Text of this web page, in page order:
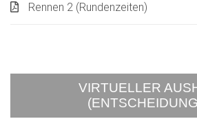
Rennen 2 (Rundenzeiten)
VIRTUELLER